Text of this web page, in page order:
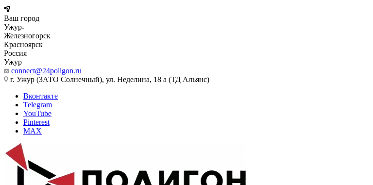
Ваш город
Ужур
Железногорск
Красноярск
Россия
Ужур
connect@24poligon.ru
г. Ужур (ЗАТО Солнечный), ул. Неделина, 18 а (ТД Альянс)
Вконтакте
Telegram
YouTube
Pinterest
MAX